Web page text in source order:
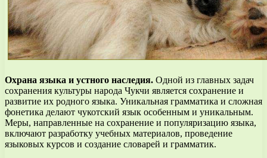
Охрана языка и устного наследия. Одной из главных задач
сохранения культуры народа Чукчи является сохранение и
развитие их родного языка. Уникальная грамматика и сложная
фонетика делают чукотский язык особенным и уникальным.
Меры, направленные на сохранение и популяризацию языка,
включают разработку учебных материалов, проведение
языковых курсов и создание словарей и грамматик.